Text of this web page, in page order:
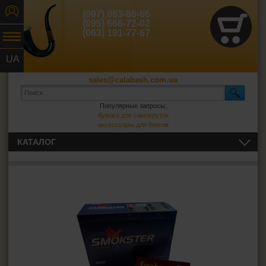
UA
(097) 083-86-66
(095) 666-72-02
(063) 191-77-67
sales@calabash.com.ua
Популярные запросы:
бумага для самокруток
аксессуары для бонгов
КАТАЛОГ
ВСЁ ДЛЯ СИГАРЕТ И САМОКРУТОК
Фильтры для самокруток